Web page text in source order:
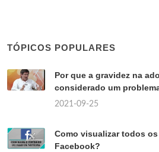
TÓPICOS POPULARES
Por que a gravidez na
considerado um
2021-09-25
Como visualizar todos
Facebook?